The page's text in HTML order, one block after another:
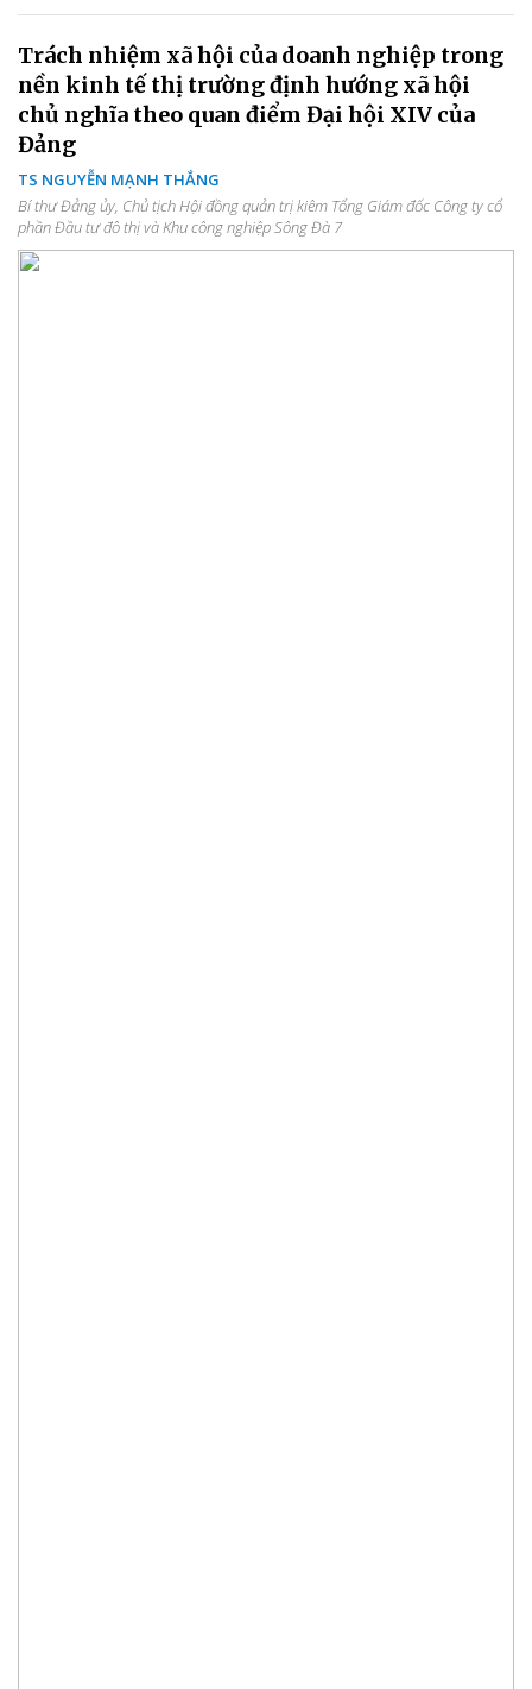
Trách nhiệm xã hội của doanh nghiệp trong
nền kinh tế thị trường định hướng xã hội
chủ nghĩa theo quan điểm Đại hội XIV của
Đảng
TS NGUYỄN MẠNH THẮNG
Bí thư Đảng ủy, Chủ tịch Hội đồng quản trị kiêm Tổng Giám đốc Công ty cổ
phần Đầu tư đô thị và Khu công nghiệp Sông Đà 7